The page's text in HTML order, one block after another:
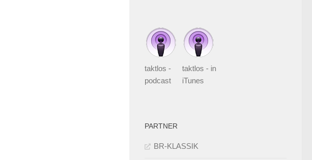
taktlos -
podcast
taktlos - in
iTunes
PARTNER
BR-KLASSIK